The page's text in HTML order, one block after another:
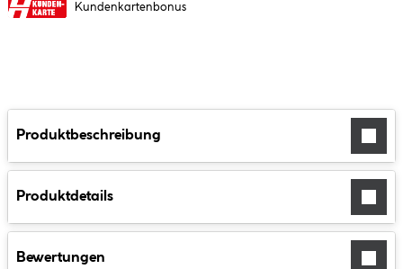
Kundenkartenbonus
Produktbeschreibung
Produktdetails
Bewertungen